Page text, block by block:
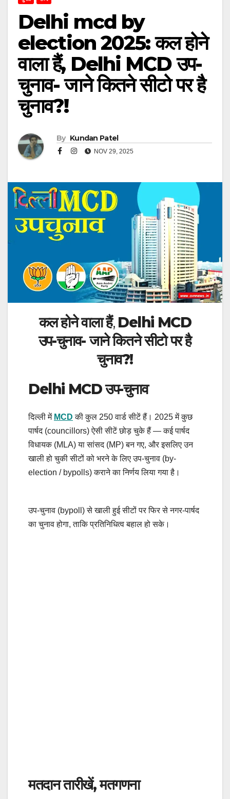
Delhi mcd by
election 2025: कल होने
वाला हैं, Delhi MCD उप-
चुनाव- जाने कितने सीटो पर है
चुनाव?!
By Kundan Patel
NOV 29, 2025
कल होने वालाहैं, Delhi MCD
उप-चुनाव- जाने कितने सीटो पर है
चुनाव?!
Delhi MCD उप-चुनाव
दिल्ली में MCD की कुल 250 वार्ड सीटें हैं। 2025 में कुछ
पार्षद (councillors) ऐसी सीटें छोड़ चुके हैं — कई पार्षद
विधायक (MLA) या सांसद (MP) बन गए, और इसलिए उन
खाली हो चुकी सीटों को भरने के लिए उप-चुनाव (by-
election / bypolls) कराने का निर्णय लिया गया है।
उप-चुनाव (bypoll) से खाली हुई सीटों पर फिर से नगर-पार्षद
का चुनाव होगा, ताकि प्रतिनिधित्व बहाल हो सके।
मतदान तारीखें, मतगणना